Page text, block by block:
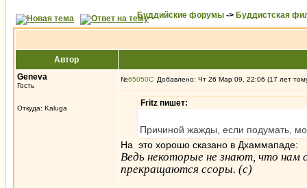
Буддийские форумы -> Буддистская
Автор
Geneva
Гость
Откуда: Kaluga
№65050 Добавлено: Чт 26 Мар 09, 22:06 (17 лет
Fritz пишет:
Причиной жажды, если подумать,
На это хорошо сказано в Дхаммападе:
Ведь некоторые не знают, что нам
прекращаются ссоры. (с)